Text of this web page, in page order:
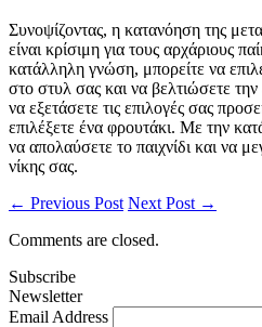
Συνοψίζοντας, η κατανόηση της
είναι κρίσιμη για τους αρχάριους
κατάλληλη γνώση, μπορείτε να
στο στυλ σας και να βελτιώσετε
να εξετάσετε τις επιλογές σας
επιλέξετε ένα φρουτάκι. Με την
να απολαύσετε το παιχνίδι και να
νίκης σας.
← Previous Post Next Post →
Comments are closed.
Subscribe
Newsletter
Email Address